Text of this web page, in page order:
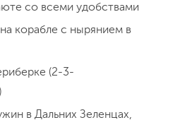
менее 1000 человек,
мировую
после выхода в свет
фильма Андрея Звягинцева
на это, поселок
сутки,
Зеленцов
путешествие.
со всеми удобствами
корабле с нырянием в
(2-3-
в Дальних Зеленцах,